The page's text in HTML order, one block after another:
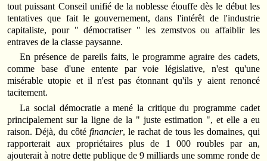
tout puissant Conseil unifié de la noblesse étouffe dès le début les
tentatives que fait le gouvernement, dans l'intérêt de l'industrie
capitaliste, pour " démocratiser " les zemstvos ou affaiblir les
entraves de la classe paysanne.
En présence de pareils faits, le programme agraire des cadets,
comme base d'une entente par voie législative, n'est qu'une
misérable utopie et il n'est pas étonnant qu'ils y aient renoncé
tacitement.
La social démocratie a mené la critique du programme cadet
principalement sur la ligne de la " juste estimation ", et elle a eu
raison. Déjà, du côtéfinancier, le rachat de tous les domaines, qui
rapporterait aux propriétaires plus de 1 000 roubles par an,
ajouterait à notre dette publique de 9 milliards une somme ronde de